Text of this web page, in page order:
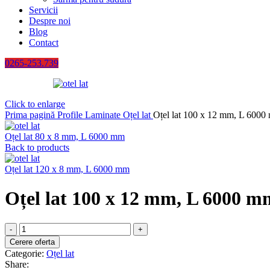
Servicii
Despre noi
Blog
Contact
0265-253.739
Click to enlarge
Prima pagină Profile Laminate Oțel lat Oțel lat 100 x 12 mm, L 6000
Oțel lat 80 x 8 mm, L 6000 mm
Back to products
Oțel lat 120 x 8 mm, L 6000 mm
Oțel lat 100 x 12 mm, L 6000
Cantitate
Oțel
lat
100
Cerere oferta
Categorie: Oțel lat
Share: